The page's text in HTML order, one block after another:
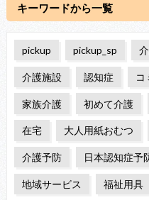
キーワードから一覧
pickup pickup_sp
介護施設 認知症 コ
家族介護 初めて介護
在宅 大人用紙おむつ
介護予防 日本認知症予
地域サービス 福祉用具